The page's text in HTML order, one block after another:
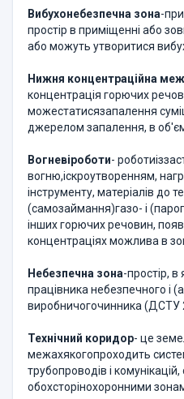
Вибухонебезпечна зона-
простір в приміщенні або
або можуть утворитися
Нижня концентраційна
концентрація горючих
можестатисязапалення
джерелом запалення, в
Вогневіроботи-
вогню,іскроутворенням,
інструменту, матеріалів до
(самозаймання)газо- і
інших горючих речовин,
концентраціях можлива в
Небезпечна зона-простір,
працівника небезпечного і
виробничогочинника (ДСТУ
Технічний коридор- це
межахякогопроходить
трубопроводів і
обохсторінохоронними